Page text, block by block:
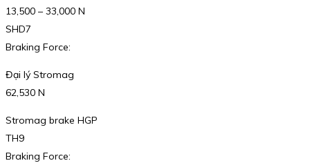
13,500 – 33,000 N
SHD7
Braking Force:
Đại lý Stromag
62,530 N
Stromag brake HGP
TH9
Braking Force: